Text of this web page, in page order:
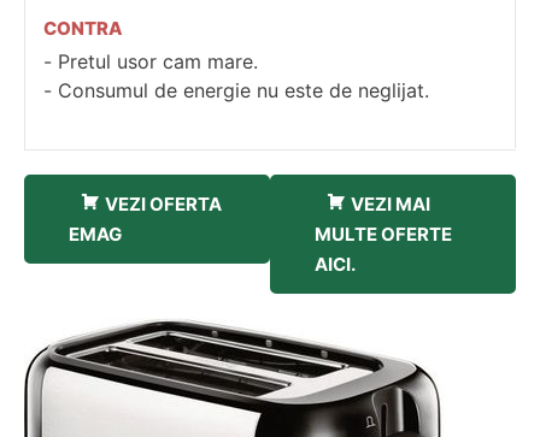
CONTRA
Pretul usor cam mare.
Consumul de energie nu este de neglijat.
VEZI OFERTA
EMAG
VEZI MAI
MULTE OFERTE
AICI.